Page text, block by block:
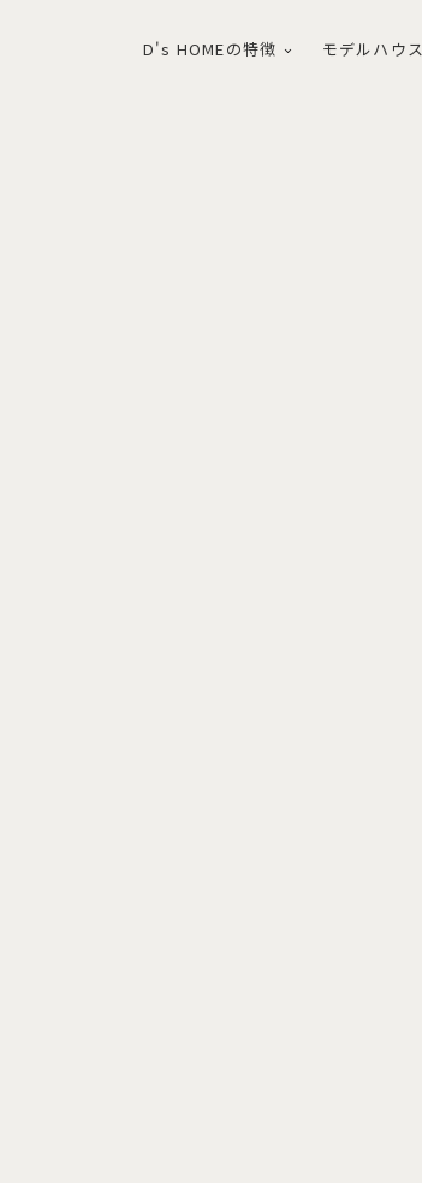
D's HOMEの特徴 モデルハウス